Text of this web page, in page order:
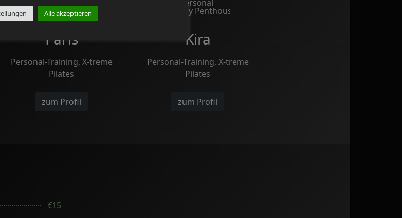
Paris
Personal-Training, X-treme
Pilates
zum Profil
Kira
Personal-Training, X-treme
Pilates
zum Profil
€15
Alle akzeptieren